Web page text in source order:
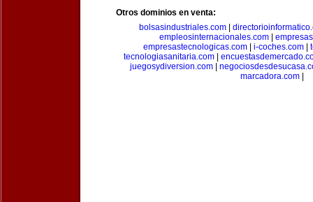
Otros dominios en venta:
bolsasindustriales.com
empleosinternacionales.com
empresastecnologicas.com
i-coches.com
tecnologiasanitaria.com|
juegosydiversion.com
marcadora.com|